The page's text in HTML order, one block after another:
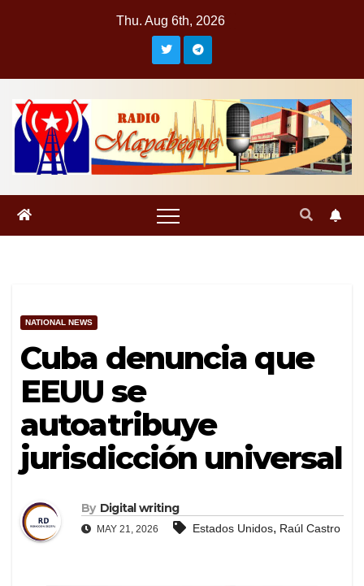
Thu. Aug 6th, 2026
NATIONAL NEWS
Cuba denuncia que
EEUU se
autoatribuye
jurisdicción universal
By Digital writing
MAY 21, 2026 Estados Unidos, Raúl Castro